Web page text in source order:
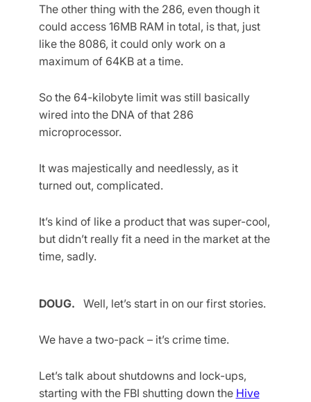
The other thing with the 286, even though it
could access 16MB RAM in total, is that, just
like the 8086, it could only work on a
maximum of 64KB at a time.
So the 64-kilobyte limit was still basically
wired into the DNA of that 286
microprocessor.
It was majestically and needlessly, as it
turned out, complicated.
It’s kind of like a product that was super-cool,
but didn’t really fit a need in the market at the
time, sadly.
DOUG. Well, let’s start in on our first stories.
We have a two-pack – it’s crime time.
Let’s talk about shutdowns and lock-ups,
starting with the FBI shutting down the Hive